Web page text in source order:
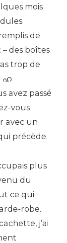
mois
de
des boîtes
trop de
ഹ
avez passé
vous
avec un
précède.
plus
du
ce qui
robe.
j’ai